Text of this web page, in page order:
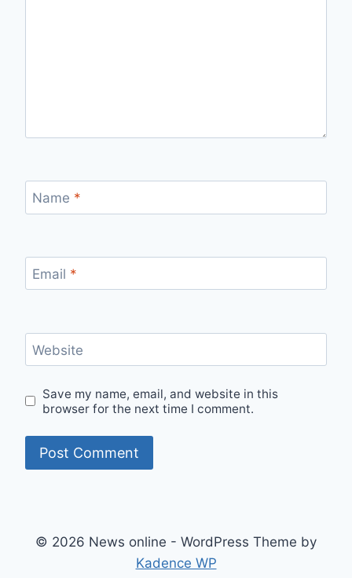
Name *
Email *
Website
Save my name, email, and website in this
browser for the next time I comment.
© 2026 News online - WordPress Theme by
Kadence WP